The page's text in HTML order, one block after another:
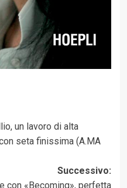
un lavoro di alta
seta finissima (A.MA
Successivo:
con «Becoming», perfetta